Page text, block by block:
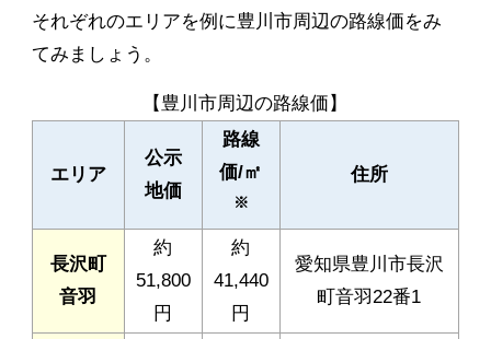
それぞれのエリアを例に豊川市周辺の路線価をみ
てみましょう。
【豊川市周辺の路線価】
エリア
公示
地価
路線
価/㎡
※
住所
長沢町
音羽
約
51,800
円
約
41,440
円
愛知県豊川市長沢
町音羽22番1